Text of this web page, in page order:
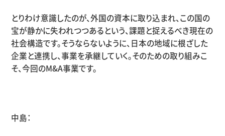
とりわけ意識したのが、外国の資本に取り込まれ、この国の
宝が静かに失われつつあるという、課題と捉えるべき現在の
社会構造です。そうならないように、日本の地域に根ざした
企業と連携し、事業を承継していく。そのための取り組みこ
そ、今回のM&A事業です。
中島：